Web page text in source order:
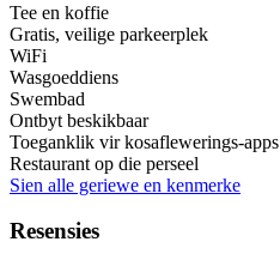
Tee en koffie
Gratis, veilige parkeerplek
WiFi
Wasgoeddiens
Swembad
Ontbyt beskikbaar
Toeganklik vir kosaflewerings-apps
Restaurant op die perseel
Sien alle geriewe en kenmerke
Resensies